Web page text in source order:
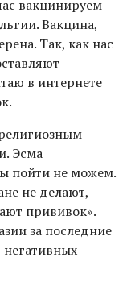
вакцинируем
Вакцина,
Так, как нас
в интернете
Эсма
пойти не можем.
не делают,
прививок».
за последние